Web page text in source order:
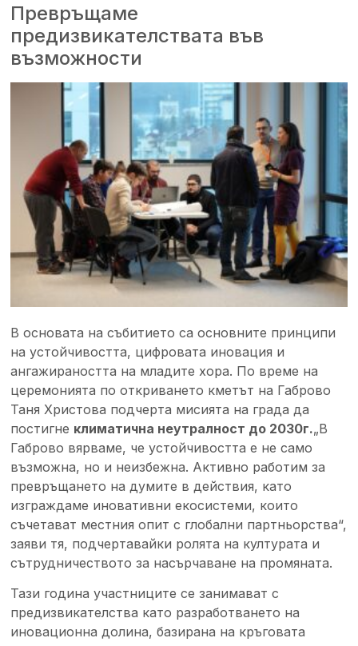
Превръщаме
предизвикателствата във
възможности
В основата на събитието са основните принципи
на устойчивостта, цифровата иновация и
ангажираността на младите хора. По време на
церемонията по откриването кметът на Габрово
Таня Христова подчерта мисията на града да
постигне климатична неутралност до 2030г.„В
Габрово вярваме, че устойчивостта е не само
възможна, но и неизбежна. Активно работим за
превръщането на думите в действия, като
изграждаме иновативни екосистеми, които
съчетават местния опит с глобални партньорства“,
заяви тя, подчертавайки ролята на културата и
сътрудничеството за насърчаване на промяната.
Тази година участниците се занимават с
предизвикателства като разработването на
иновационна долина, базирана на кръговата